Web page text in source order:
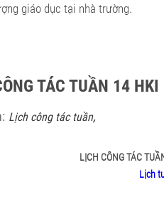
giáo dục tại nhà trường.
TÁC TUẦN 14
Lịch công tác tuần,
LỊCH CÔNG TÁC
Lịch